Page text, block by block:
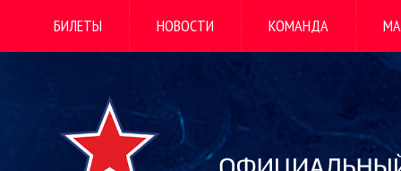
БИЛЕТЫ НОВОСТИ КОМАНДА